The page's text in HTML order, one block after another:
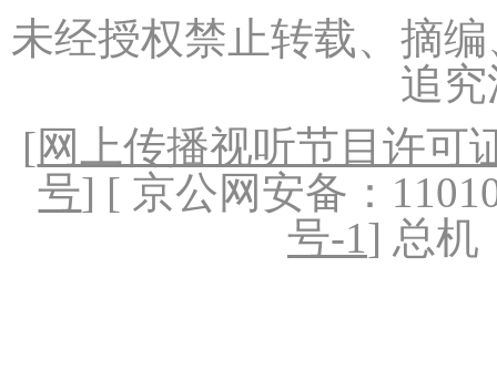
未经授权禁止转载、摘
追
[网上传播视听节目许可
号] [ 京公网安备：
号-1] 总机